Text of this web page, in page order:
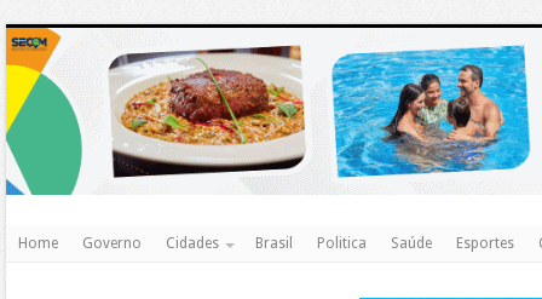
Home Governo Cidades Brasil Politica Saúde Esportes